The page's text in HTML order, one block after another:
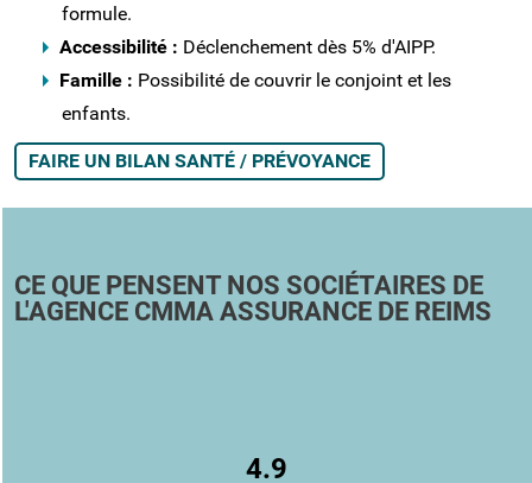
formule.
Accessibilité : Déclenchement dès 5% d'AIPP.
Famille : Possibilité de couvrir le conjoint et les
enfants.
FAIRE UN BILAN SANTÉ / PRÉVOYANCE
CE QUE PENSENT NOS SOCIÉTAIRES DE
L'AGENCE CMMA ASSURANCE DE REIMS
4.9